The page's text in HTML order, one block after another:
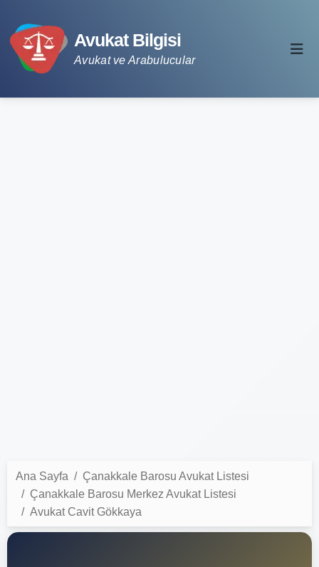
Avukat Bilgisi
Avukat ve Arabulucular
Ana Sayfa
Çanakkale Barosu Avukat Listesi
Çanakkale Barosu Merkez Avukat Listesi
Avukat Cavit Gökkaya